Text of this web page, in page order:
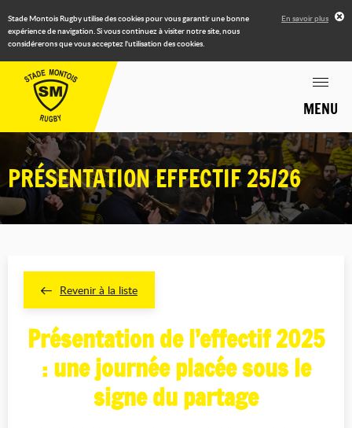
Stade Montois Rugby utilise des cookies pour vous garantir une bonne
expérience de navigation. Si vous continuez à visiter notre site, nous
considérerons que vous acceptez l'utilisation des cookies.
En savoir plus
MENU
PRÉSENTATION EFFECTIF 25/26
Revenir à la liste
Présentation de l’effectif 2025
: une journée placée sous le
signe du partage